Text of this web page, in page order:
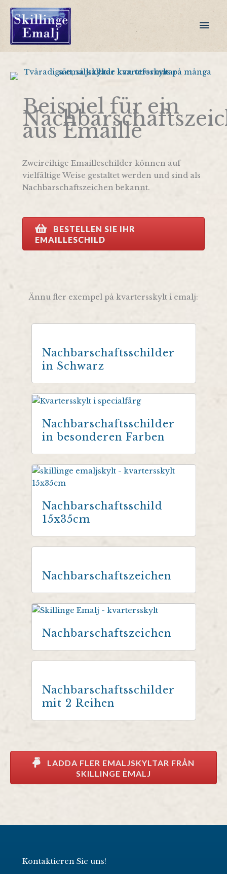
Zum
Inhalt
springen
Beispiel für ein
aus Emaille
Zweireihige Emailleschilder können auf
vielfältige Weise gestaltet werden und sind als
Nachbarschaftszeichen bekannt.
BESTELLEN SIE IHR
EMAILLESCHILD
Ännu fler exempel på kvartersskylt i emalj:
Nachbarschaftsschilder
in Schwarz
Nachbarschaftsschilder
in besonderen Farben
Nachbarschaftsschild
15x35cm
Nachbarschaftszeichen
Nachbarschaftszeichen
Nachbarschaftsschilder
mit 2 Reihen
LADDA FLER EMALJSKYLTAR FRÅN
SKILLINGE EMALJ
Kontaktieren Sie uns!